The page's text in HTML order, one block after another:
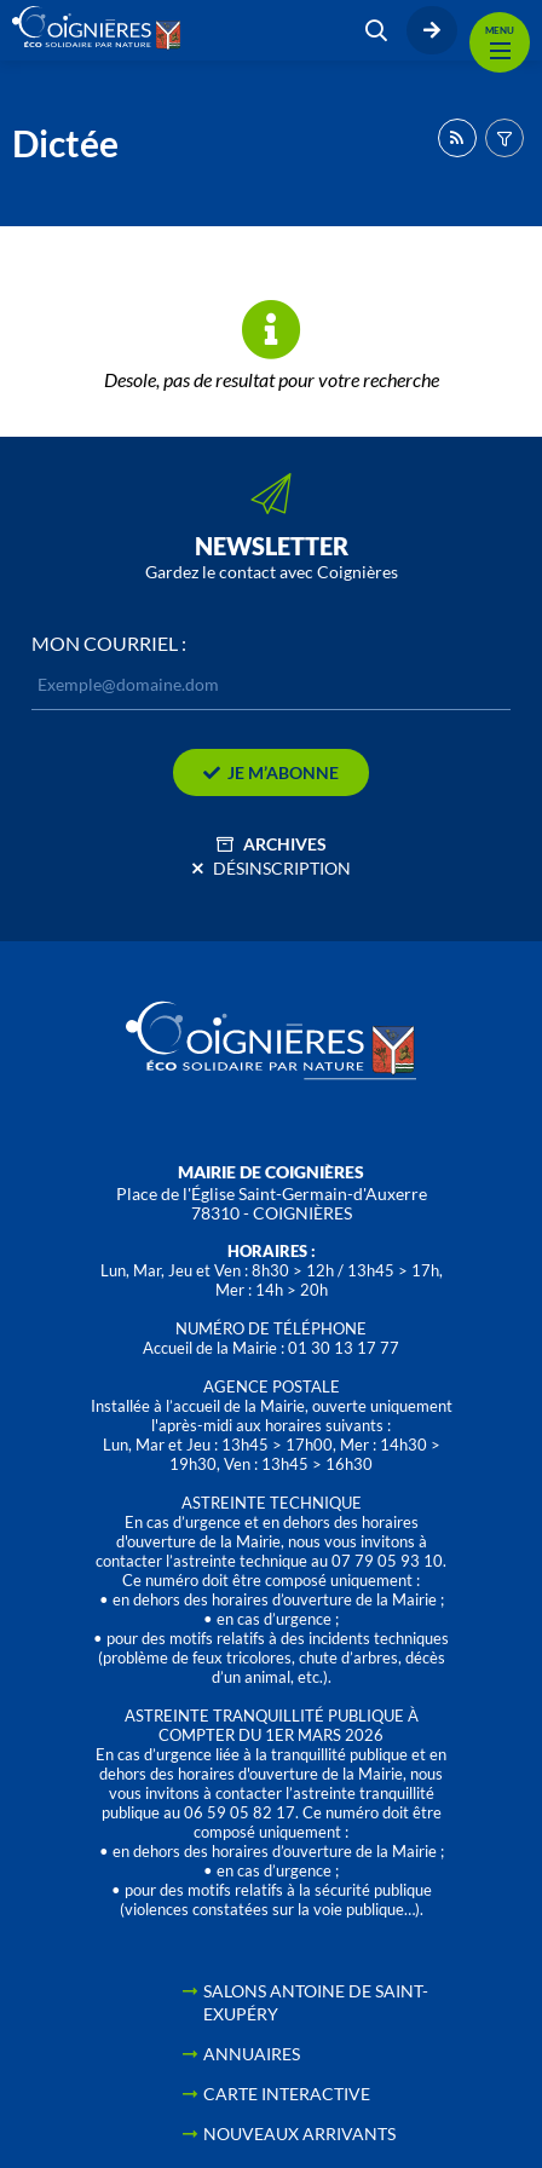
MENU
Dictée
Desole, pas de resultat pour votre recherche
NEWSLETTER
Gardez le contact avec Coignières
MON COURRIEL :
JE M’ABONNE
ARCHIVES
DÉSINSCRIPTION
MAIRIE DE COIGNIÈRES
Place de l'Église Saint-Germain-d'Auxerre
78310 - COIGNIÈRES
HORAIRES :
Lun, Mar, Jeu et Ven : 8h30 > 12h / 13h45 > 17h,
Mer : 14h > 20h
NUMÉRO DE TÉLÉPHONE
Accueil de la Mairie : 01 30 13 17 77
AGENCE POSTALE
Installée à l’accueil de la Mairie, ouverte uniquement
l'après-midi aux horaires suivants :
Lun, Mar et Jeu : 13h45 > 17h00, Mer : 14h30 >
19h30, Ven : 13h45 > 16h30
ASTREINTE TECHNIQUE
En cas d’urgence et en dehors des horaires
d'ouverture de la Mairie, nous vous invitons à
contacter l’astreinte technique au 07 79 05 93 10.
Ce numéro doit être composé uniquement :
• en dehors des horaires d’ouverture de la Mairie ;
• en cas d’urgence ;
• pour des motifs relatifs à des incidents techniques
(problème de feux tricolores, chute d’arbres, décès
d’un animal, etc.).
ASTREINTE TRANQUILLITÉ PUBLIQUE À
COMPTER DU 1ER MARS 2026
En cas d’urgence liée à la tranquillité publique et en
dehors des horaires d'ouverture de la Mairie, nous
vous invitons à contacter l’astreinte tranquillité
publique au 06 59 05 82 17. Ce numéro doit être
composé uniquement :
• en dehors des horaires d’ouverture de la Mairie ;
• en cas d’urgence ;
• pour des motifs relatifs à la sécurité publique
(violences constatées sur la voie publique…).
SALONS ANTOINE DE SAINT-
EXUPÉRY
ANNUAIRES
CARTE INTERACTIVE
NOUVEAUX ARRIVANTS